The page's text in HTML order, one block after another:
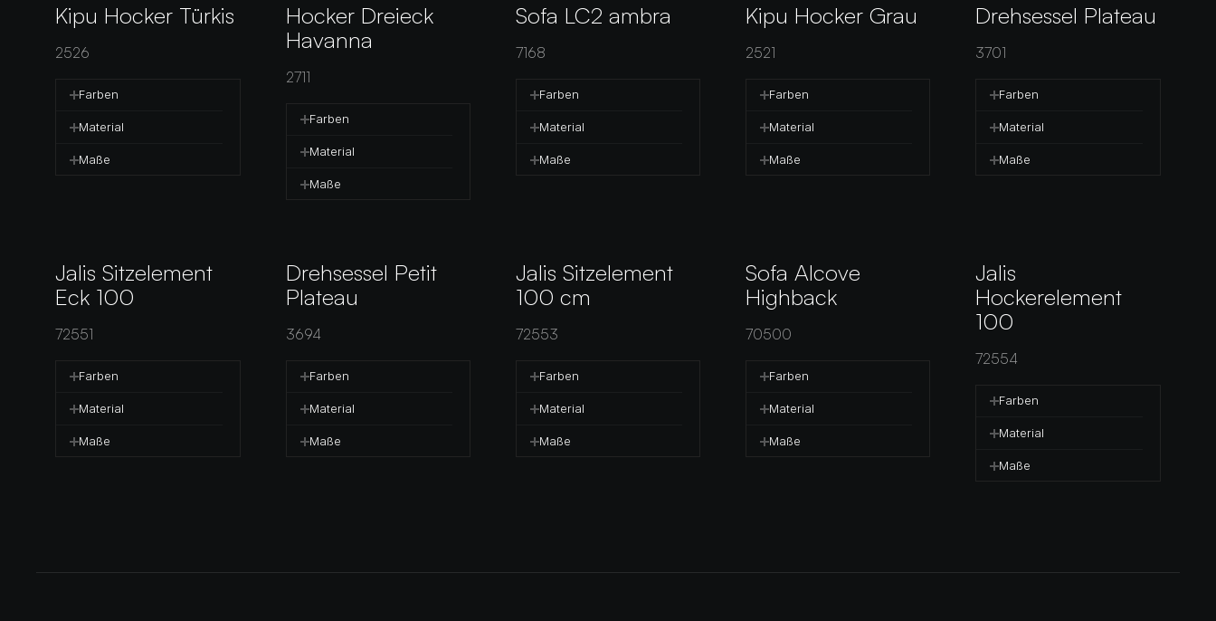
Kipu Hocker Türkis
2526
Farben
Material
Maße
Hocker Dreieck
Havanna
2711
Farben
Material
Maße
Sofa LC2 ambra
7168
Farben
Material
Maße
Kipu Hocker Grau
2521
Farben
Material
Maße
Drehsessel Plateau
3701
Farben
Material
Maße
Jalis Sitzelement
Eck 100
72551
Farben
Material
Maße
Drehsessel Petit
Plateau
3694
Farben
Material
Maße
Jalis Sitzelement
100 cm
72553
Farben
Material
Maße
Sofa Alcove
Highback
70500
Farben
Material
Maße
Jalis
Hockerelement
100
72554
Farben
Material
Maße